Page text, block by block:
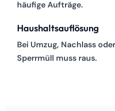
häufige Aufträge.
Haushaltsauflösung
Bei Umzug, Nachlass
Sperrmüll muss raus.